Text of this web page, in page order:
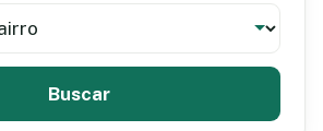
Buscar